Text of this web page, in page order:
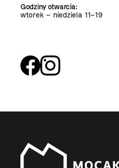
Godziny otwarcia:
wtorek – niedziela 11–19